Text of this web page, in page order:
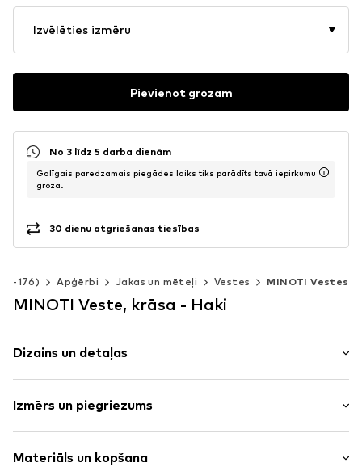
Izvēlēties izmēru
Pievienot grozam
No 3 līdz 5 darba dienām
Galīgais paredzamais piegādes laiks tiks parādīts tavā iepirkumu
grozā.
30 dienu atgriešanas tiesības
176) Apģērbi Jakas un mēteļi Vestes MINOTI Vestes
MINOTI Veste, krāsa - Haki
Dizains un detaļas
Sānu rāvējslēdzēja kabatiņas
Mīksts raupjums iekšpusē
Silts oderējums
Izmērs un piegriezums
Materiāls un kopšana